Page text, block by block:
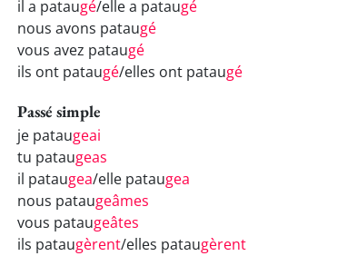
il a pataugé/elle a pataugé
nous avons pataugé
vous avez pataugé
ils ont pataugé/elles ont pataugé
Passé simple
je pataugeai
tu pataugeas
il pataugea/elle pataugea
nous pataugeâmes
vous pataugeâtes
ils pataugèrent/elles pataugèrent